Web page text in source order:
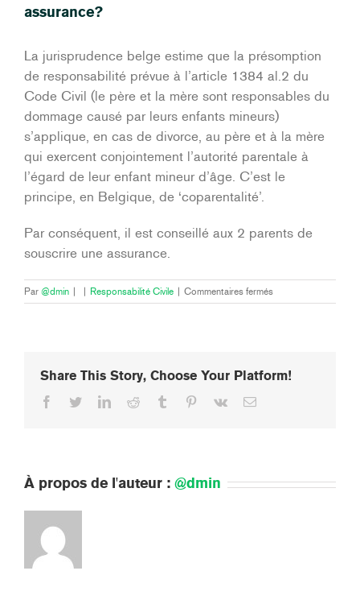
assurance?
La jurisprudence belge estime que la présomption
de responsabilité prévue à l’article 1384 al.2 du
Code Civil (le père et la mère sont responsables du
dommage causé par leurs enfants mineurs)
s’applique, en cas de divorce, au père et à la mère
qui exercent conjointement l’autorité parentale à
l’égard de leur enfant mineur d’âge. C’est le
principe, en Belgique, de ‘coparentalité’.
Par conséquent, il est conseillé aux 2 parents de
souscrire une assurance.
Par @dmin Responsabilité Civile Commentaires ferméssur
Je
mari
chacun
Share This Story, Choose Your Platform!
Facebook
TwitterLinkedInReddit Tumblr Pinterest
Vk Email
À propos de l'auteur : @dmin